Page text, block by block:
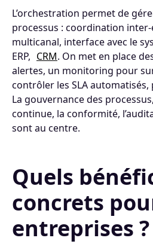
L’orchestration permet de
processus : coordination
multicanal, interface avec le
ERP, CRM. On met en place
alertes, un monitoring pour
contrôler les SLA automatisés,
La gouvernance des
continue, la conformité,
sont au centre.
Quels
concrets
entreprises ?